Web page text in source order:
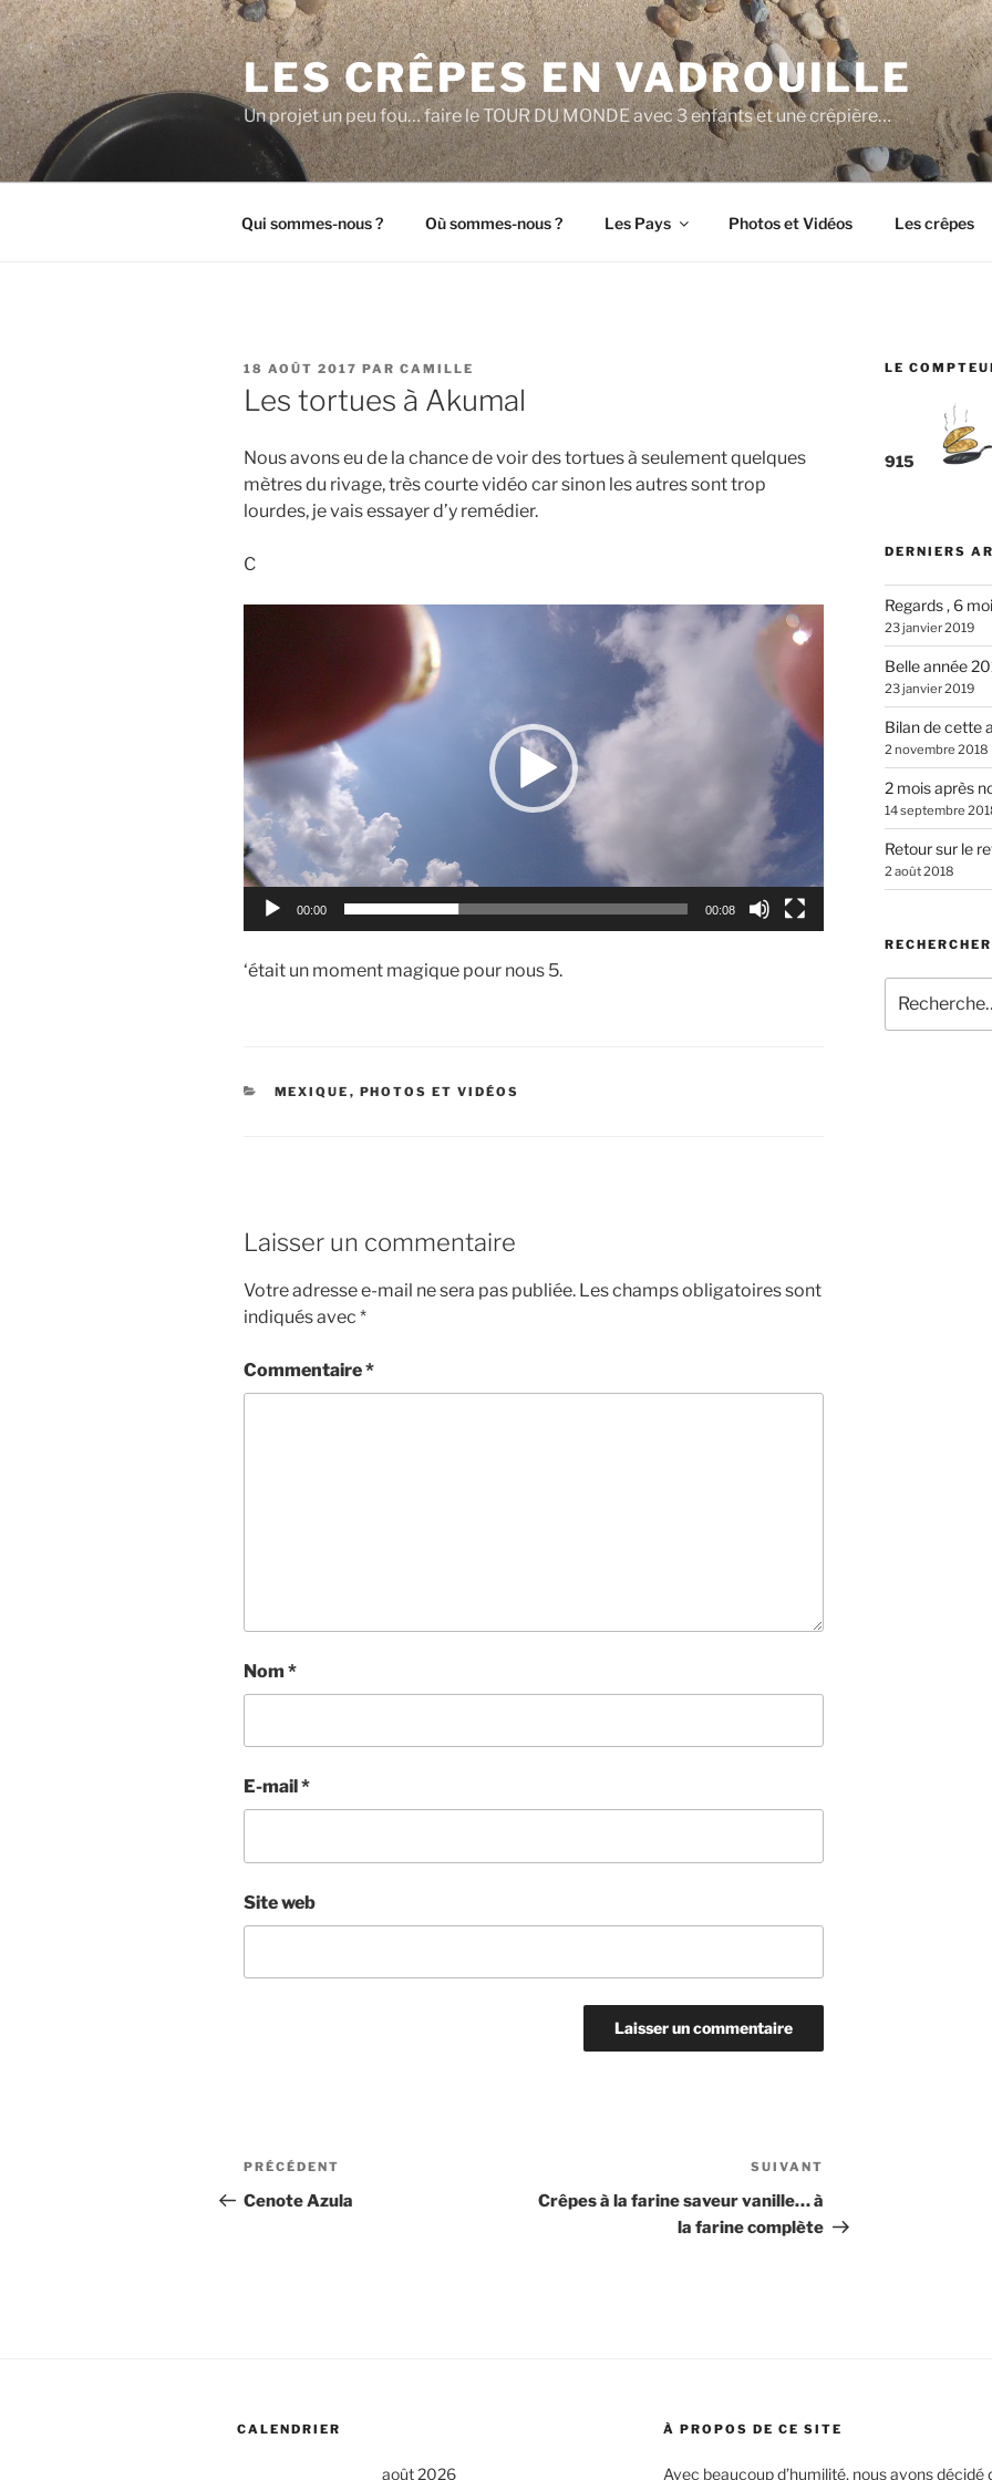
Aller
au
contenu
principal
LES CRÊPES EN VADROUILLE
Un projet un peu fou… faire le TOUR DU MONDE avec 3 enfants et une crêpière…
Qui sommes-nous ? Où sommes-nous ? Les Pays Photos et Vidéos Les crêpes
PUBLIÉ
LE
18 AOÛT 2017 PAR CAMILLE
Les tortues à Akumal
Nous avons eu de la chance de voir des tortues à seulement quelques
mètres du rivage, très courte vidéo car sinon les autres sont trop
lourdes, je vais essayer d’y remédier.
C
vidéo
00:00 00:08
‘était un moment magique pour nous 5.
CATÉGORIES
MEXIQUE , PHOTOS ET VIDÉOS
Laisser un commentaire
Votre adresse e-mail ne sera pas publiée. Les champs obligatoires sont
indiqués avec *
Commentaire*
Nom *
E-mail *
Site web
Navigation
de
Article
précédent
PRÉCÉDENT
Cenote Azula
SUIVANT
Crêpes à la farine saveur vanille… à
la farine complète
LE
915
DERNIERS
Regards , 6
23 janvier 2019
Belle année
23 janvier 2019
Bilan de cette
2 novembre 2018
2 mois après
14 septembre
Retour sur le
2 août 2018
RECHERCHER
pour
:
CALENDRIER
août 2026
À PROPOS DE CE SITE
Avec beaucoup d’humilité, nous avons